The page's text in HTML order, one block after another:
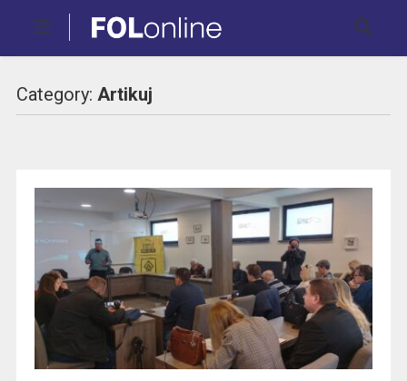
Category: Artikuj